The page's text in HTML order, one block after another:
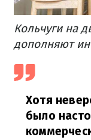
Кольчуги на
дополняют
Хотя
было